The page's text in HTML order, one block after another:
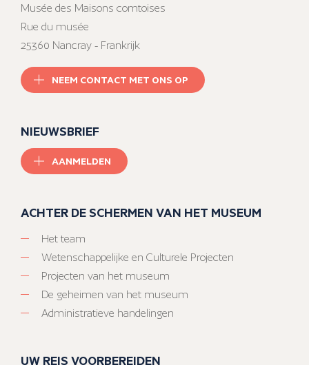
Musée des Maisons comtoises
Rue du musée
25360 Nancray - Frankrijk
NEEM CONTACT MET ONS OP
NIEUWSBRIEF
AANMELDEN
ACHTER DE SCHERMEN VAN HET MUSEUM
Het team
Wetenschappelijke en Culturele Projecten
Projecten van het museum
De geheimen van het museum
Administratieve handelingen
UW REIS VOORBEREIDEN